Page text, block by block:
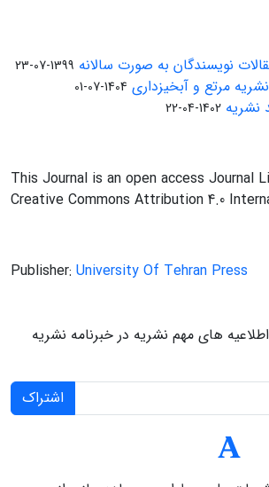
نویسندگان به صورت سالانه 1399-07-23
مرتع و آبخیزداری 1404-07-01
نشریه 1402-04-22
This Journal is an open access Journal
Creative Commons Attribution 4.0
Publisher: University Of Tehran Press
های مهم نشریه در خبرنامه نشریه
اشتراک